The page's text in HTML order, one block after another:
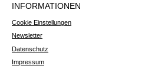
INFORMATIONEN
Cookie Einstellungen
Newsletter
Datenschutz
Impressum